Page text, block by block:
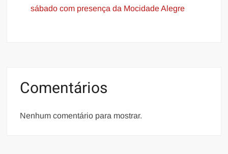
sábado com presença da Mocidade Alegre
Comentários
Nenhum comentário para mostrar.